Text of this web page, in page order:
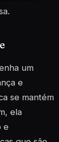
um
e
se mantém
ela
e